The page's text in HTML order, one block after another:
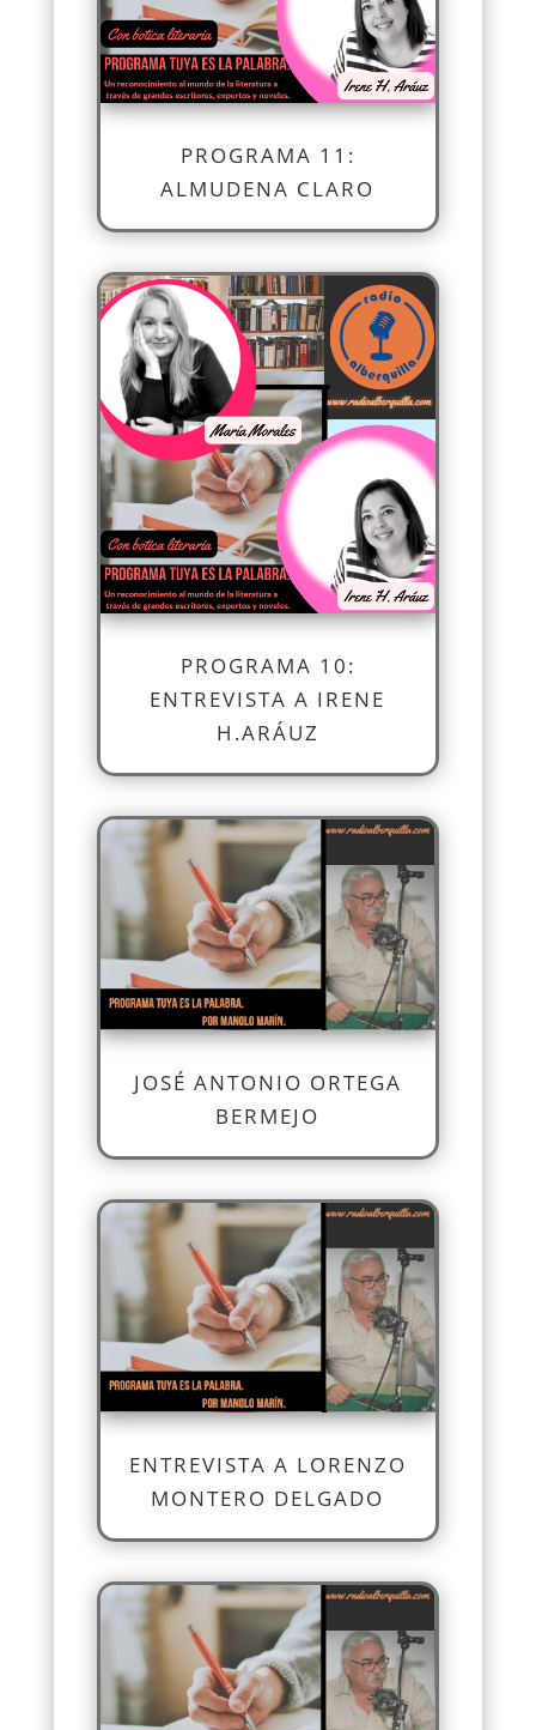
PROGRAMA 11:
ALMUDENA CLARO
PROGRAMA 10:
ENTREVISTA A IRENE
H.ARÁUZ
JOSÉ ANTONIO ORTEGA
BERMEJO
ENTREVISTA A LORENZO
MONTERO DELGADO